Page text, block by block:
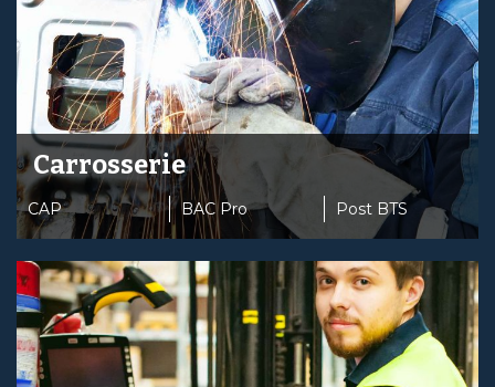
Carrosserie
CAP BAC Pro Post BTS